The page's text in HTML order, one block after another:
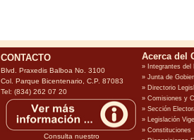
CONTACTO
Blvd. Praxedis Balboa No. 3100
Col. Parque Bicentenario, C.P. 87083
Tel: (834) 262 07 20
Consulta nuestro